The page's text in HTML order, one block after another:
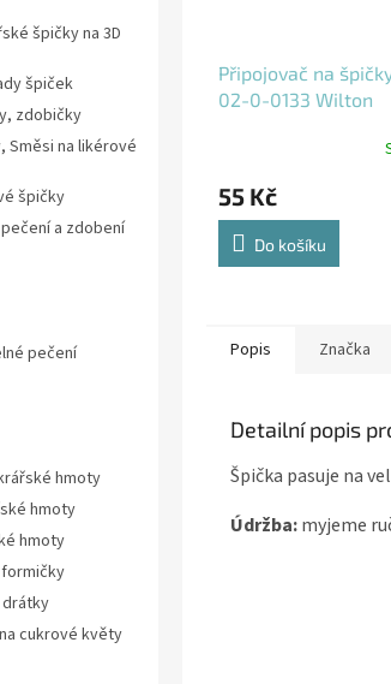
špičky na 3D
špiček
zdobičky
Směsi na likérové
špičky
a zdobení
pečení
hmoty
hmoty
hmoty
cukrové květy
Připojovač na
02-0-0133 Wilton
55 Kč
Do košíku
Popis Značka
Detailní popis
Špička pasuje na
Údržba:myjeme